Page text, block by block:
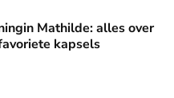
alles over haar kapper en
Mathilde: alles over
kapsels